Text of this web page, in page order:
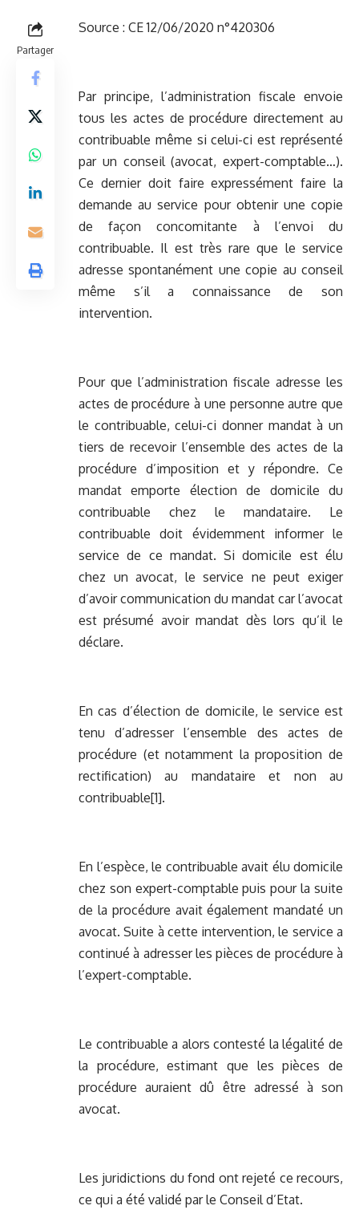
Partager
Source : CE 12/06/2020 n°420306
Par principe, l’administration fiscale envoie
tous les actes de procédure directement au
contribuable même si celui-ci est représenté
par un conseil (avocat, expert-comptable…).
Ce dernier doit faire expressément faire la
demande au service pour obtenir une copie
de façon concomitante à l’envoi du
contribuable. Il est très rare que le service
adresse spontanément une copie au conseil
même s’il a connaissance de son
intervention.
Pour que l’administration fiscale adresse les
actes de procédure à une personne autre que
le contribuable, celui-ci donner mandat à un
tiers de recevoir l’ensemble des actes de la
procédure d’imposition et y répondre. Ce
mandat emporte élection de domicile du
contribuable chez le mandataire. Le
contribuable doit évidemment informer le
service de ce mandat. Si domicile est élu
chez un avocat, le service ne peut exiger
d’avoir communication du mandat car l’avocat
est présumé avoir mandat dès lors qu’il le
déclare.
En cas d’élection de domicile, le service est
tenu d’adresser l’ensemble des actes de
procédure (et notamment la proposition de
rectification) au mandataire et non au
contribuable[1].
En l’espèce, le contribuable avait élu domicile
chez son expert-comptable puis pour la suite
de la procédure avait également mandaté un
avocat. Suite à cette intervention, le service a
continué à adresser les pièces de procédure à
l’expert-comptable.
Le contribuable a alors contesté la légalité de
la procédure, estimant que les pièces de
procédure auraient dû être adressé à son
avocat.
Les juridictions du fond ont rejeté ce recours,
ce qui a été validé par le Conseil d’Etat.